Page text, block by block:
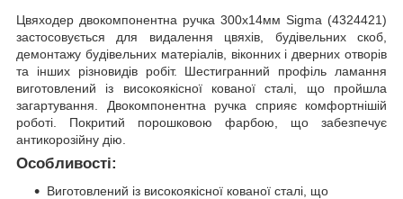
Цвяходер двокомпонентна ручка 300x14мм Sigma (4324421)
застосовується для видалення цвяхів, будівельних скоб,
демонтажу будівельних матеріалів, віконних і дверних отворів
та інших різновидів робіт. Шестигранний профіль ламання
виготовлений із високоякісної кованої сталі, що пройшла
загартування. Двокомпонентна ручка сприяє комфортнішій
роботі. Покритий порошковою фарбою, що забезпечує
антикорозійну дію.
Особливості:
Виготовлений із високоякісної кованої сталі, що